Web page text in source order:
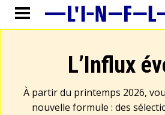
L’Influx
À partir du printemps 2026,
nouvelle formule : des